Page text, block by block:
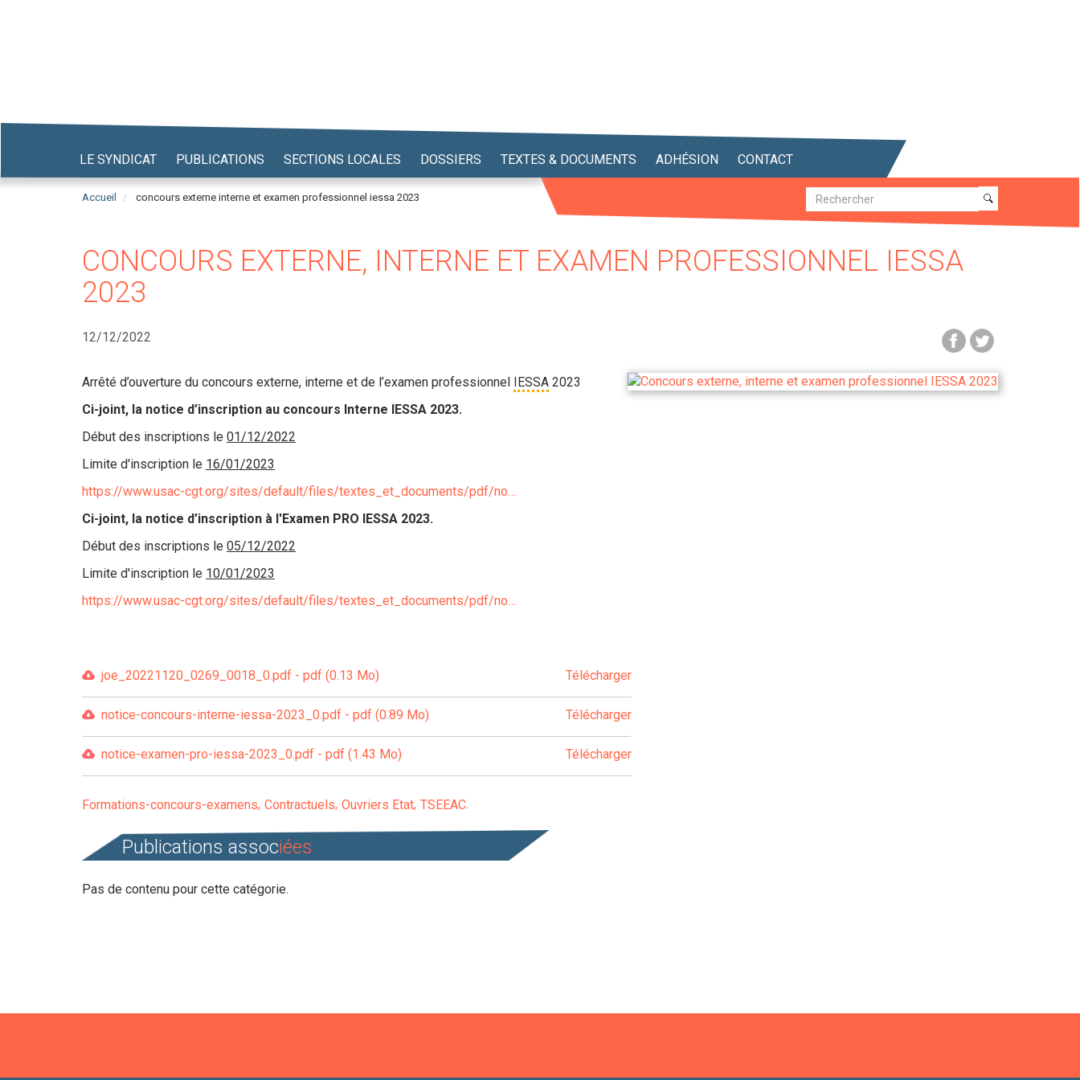
LE SYNDICAT PUBLICATIONS SECTIONS LOCALES DOSSIERS TEXTES & DOCUMENTS ADHÉSION CONTACT
Accueil concours externe interne et examen professionnel iessa 2023 Recherche
Recherche
CONCOURS EXTERNE, INTERNE ET EXAMEN PROFESSIONNEL IESSA
2023
12/12/2022
Arrêté d’ouverture du concours externe, interne et de l’examen professionnel IESSA 2023
Ci-joint, la notice d’inscription au concours Interne IESSA 2023.
Début des inscriptions le 01/12/2022
Limite d'inscription le 16/01/2023
https://www.usac-cgt.org/sites/default/files/textes_et_documents/pdf/no…
Ci-joint, la notice d’inscription à l'Examen PRO IESSA 2023.
Début des inscriptions le 05/12/2022
Limite d'inscription le 10/01/2023
https://www.usac-cgt.org/sites/default/files/textes_et_documents/pdf/no…
joe_20221120_0269_0018_0.pdf - pdf (0.13 Mo) Télécharger
notice-concours-interne-iessa-2023_0.pdf - pdf (0.89 Mo) Télécharger
notice-examen-pro-iessa-2023_0.pdf - pdf (1.43 Mo) Télécharger
Formations-concours-examens Contractuels Ouvriers Etat TSEEAC
Publications associées
Pas de contenu pour cette catégorie.